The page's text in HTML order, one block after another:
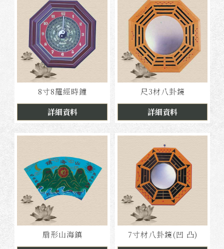
8寸8羅經時鐘
詳細資料
尺3材八卦鏡
詳細資料
扇形山海鎮
7寸材八卦鏡(凹 凸)